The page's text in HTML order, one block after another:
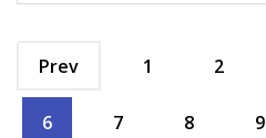
Prev 1 2
6 7 8 9